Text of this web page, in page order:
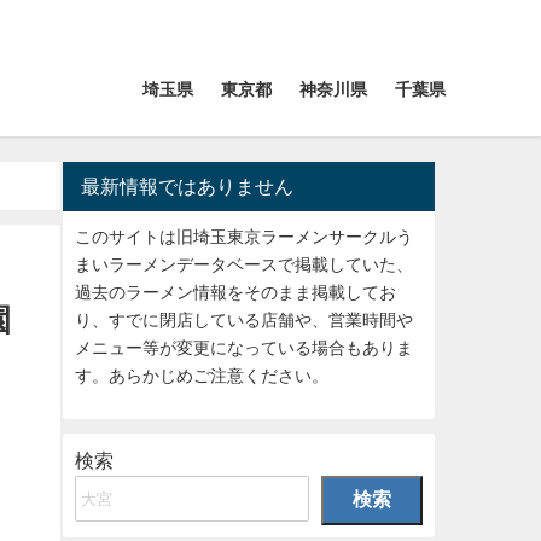
埼玉県 東京都 神奈川県 千葉県
最新情報ではありません
このサイトは旧埼玉東京ラーメンサークルう
まいラーメンデータベースで掲載していた、
過去のラーメン情報をそのまま掲載してお
り、すでに閉店している店舗や、営業時間や
メニュー等が変更になっている場合もありま
す。あらかじめご注意ください。
検索
検索